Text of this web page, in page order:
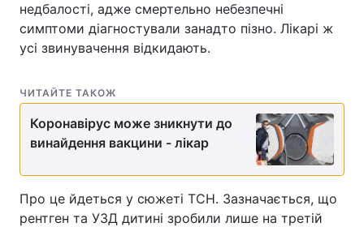
недбалості, адже смертельно небезпечні
симптоми діагностували занадто пізно. Лікарі ж
усі звинувачення відкидають.
ЧИТАЙТЕ ТАКОЖ
Коронавірус може зникнути до
винайдення вакцини - лікар
Про це йдеться у сюжеті ТСН. Зазначається, що
рентген та УЗД дитині зробили лише на третій